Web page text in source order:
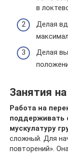
в
Делая
Делая
Занятия
Работа на
поддерживать
мускулатуру
сложный. Для
повторений».